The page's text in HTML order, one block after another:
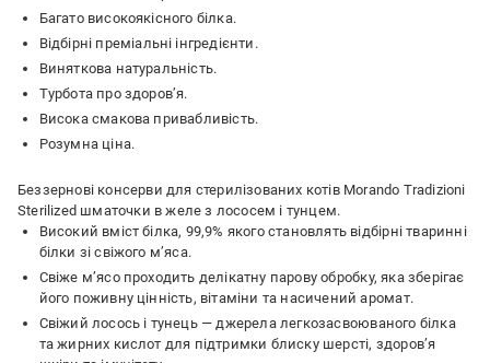
Багато високоякісного білка.
Відбірні преміальні інгредієнти.
Виняткова натуральність.
Турбота про здоров’я.
Висока смакова привабливість.
Розумна ціна.
Беззернові консерви для стерилізованих котів Morando Tradizioni
Sterilized шматочки в желе з лососем і тунцем.
Високий вміст білка, 99,9% якого становлять відбірні тваринні
білки зі свіжого м’яса.
Свіже м’ясо проходить делікатну парову обробку, яка зберігає
його поживну цінність, вітаміни та насичений аромат.
Свіжий лосось і тунець — джерела легкозасвоюваного білка
та жирних кислот для підтримки блиску шерсті, здоров’я